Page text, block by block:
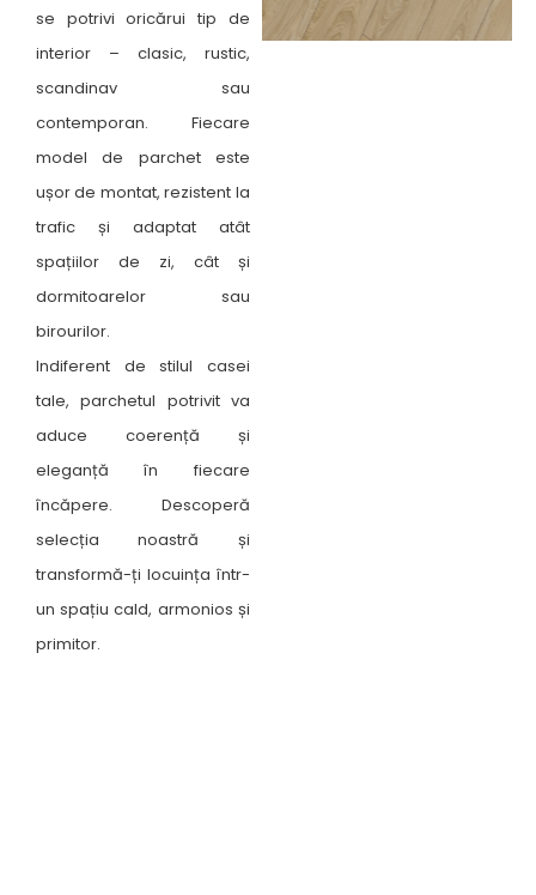
se potrivi oricărui tip de
interior – clasic, rustic,
scandinav sau
contemporan. Fiecare
model de parchet este
ușor de montat, rezistent la
trafic și adaptat atât
spațiilor de zi, cât și
dormitoarelor sau
birourilor.
Indiferent de stilul casei
tale, parchetul potrivit va
aduce coerență și
eleganță în fiecare
încăpere. Descoperă
selecția noastră și
transformă-ți locuința într-
un spațiu cald, armonios și
primitor.